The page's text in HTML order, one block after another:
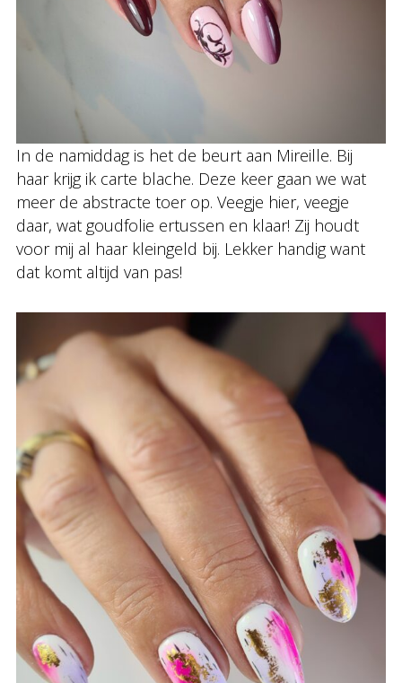
In de namiddag is het de beurt aan Mireille. Bij
haar krijg ik carte blache. Deze keer gaan we wat
meer de abstracte toer op. Veegje hier, veegje
daar, wat goudfolie ertussen en klaar! Zij houdt
voor mij al haar kleingeld bij. Lekker handig want
dat komt altijd van pas!